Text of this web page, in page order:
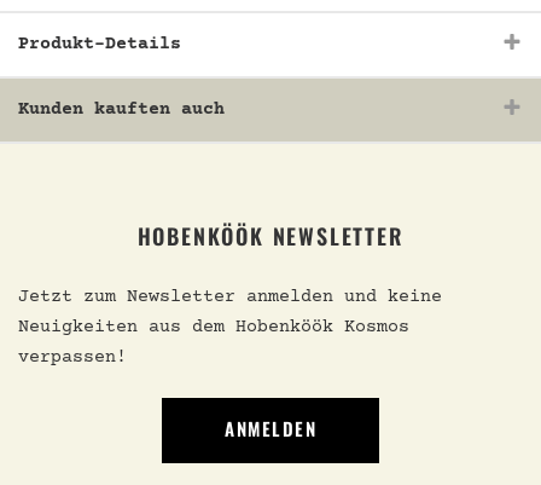
Produkt-Details
Kunden kauften auch
HOBENKÖÖK NEWSLETTER
Jetzt zum Newsletter anmelden und keine
Neuigkeiten aus dem Hobenköök Kosmos
verpassen!
ANMELDEN